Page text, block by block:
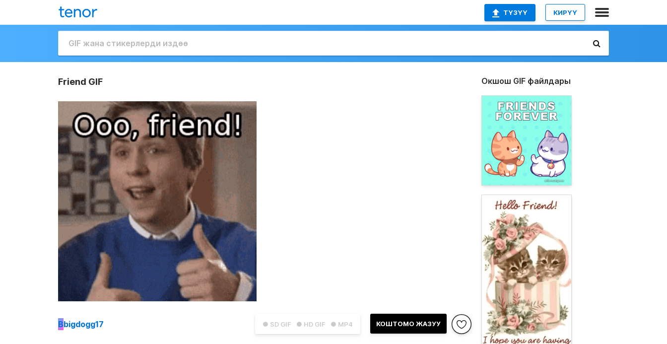
ТҮЗҮҮ КИРҮҮ
Friend GIF
● SD GIF ● HD GIF ● MP4 КОШТОМО ЖАЗУУ
Bbigdogg17
Окшош GIF файлдары